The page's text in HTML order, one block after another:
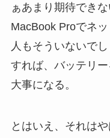
ぁあまり期待でき
MacBook Proでネ
人もそういないで
すれば、バッテリ
大事になる。
とはいえ、それは